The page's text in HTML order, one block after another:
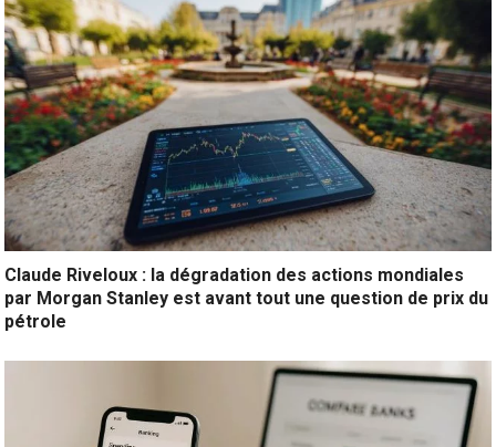
Claude Riveloux : la dégradation des actions mondiales
par Morgan Stanley est avant tout une question de prix du
pétrole